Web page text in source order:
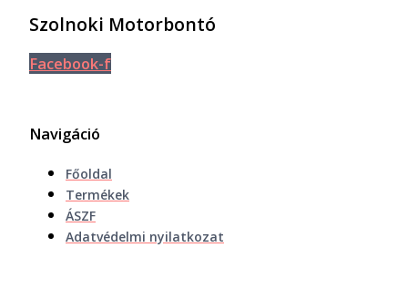
Szolnoki Motorbontó
Facebook-f
Navigáció
Főoldal
Termékek
ÁSZF
Adatvédelmi nyilatkozat